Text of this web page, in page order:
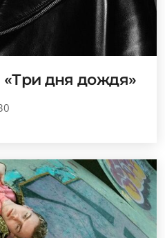
дня дождя»